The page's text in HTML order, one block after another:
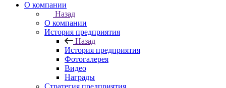
О компании
Назад
О компании
История предприятия
Назад
История предприятия
Фотогалерея
Видео
Награды
Стратегия предприятия